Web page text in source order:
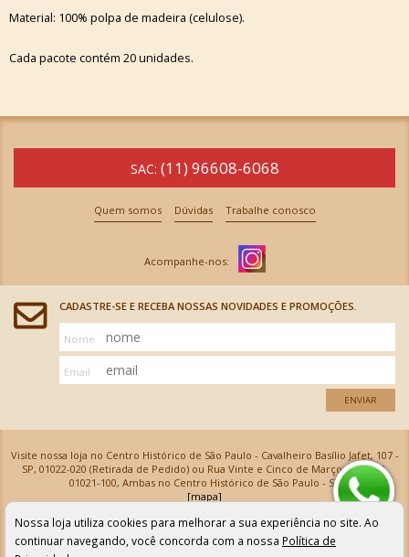
Material: 100% polpa de madeira (celulose).
Cada pacote contém 20 unidades.
SAC: (11) 96608-6068
Quem somos Dúvidas Trabalhe conosco
CADASTRE-SE E RECEBA NOSSAS NOVIDADES E PROMOÇÕES.
Nome
Email
ENVIAR
Visite nossa loja no Centro Histórico de São Paulo - Cavalheiro Basílio Jafet, 107 -
SP, 01022-020 (Retirada de Pedido) ou Rua Vinte e Cinco de Março, 576 - SP,
01021-100, Ambas no Centro Histórico de São Paulo - SP
[mapa]
Armarinhos Santa Cecília Ltda | CNPJ: 61.069.639/0001-18
Os preços e as condições de pagamento apresentadas na loja virtual não valem para nossa loja física e
podem sofrer alterações sem aviso prévio. Vendas com cartão de crédito sujeitas a análise e
confirmação de dados.
Nossa loja utiliza cookies para melhorar a sua experiência no site. Ao
continuar navegando, você concorda com a nossa Política de